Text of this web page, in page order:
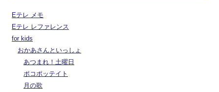
Eテレ メモ
Eテレ レファレンス
for kids
おかあさんといっしょ
あつまれ！土曜日
ポコポッテイト
月の歌